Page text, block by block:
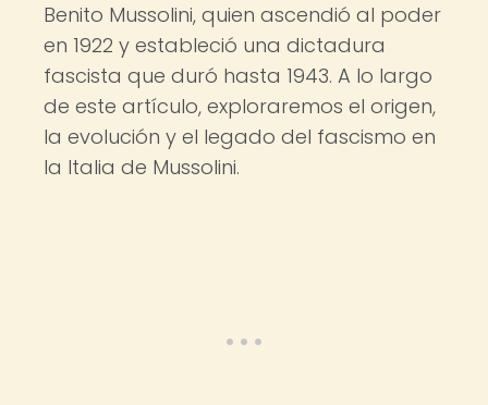
Benito Mussolini, quien ascendió al poder
en 1922 y estableció una dictadura
fascista que duró hasta 1943. A lo largo
de este artículo, exploraremos el origen,
la evolución y el legado del fascismo en
la Italia de Mussolini.